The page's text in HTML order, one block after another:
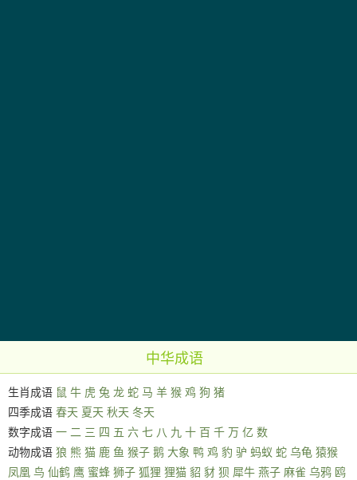
中华成语
生肖成语 鼠 牛 虎 兔 龙 蛇 马 羊 猴 鸡 狗 猪
四季成语 春天 夏天 秋天 冬天
数字成语 一 二 三 四 五 六 七 八 九 十 百 千 万 亿 数
动物成语 狼 熊 猫 鹿 鱼 猴子 鹅 大象 鸭 鸡 豹 驴 蚂蚁 蛇 乌龟 猿猴
凤凰 鸟 仙鹤 鹰 蜜蜂 狮子 狐狸 狸猫 貂 豺 狈 犀牛 燕子 麻雀 乌鸦 鸥